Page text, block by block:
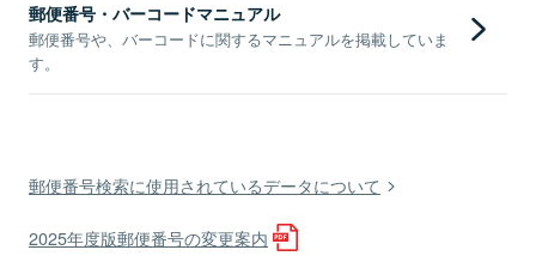
郵便番号・バーコードマニュアル
郵便番号や、バーコードに関するマニュアルを掲載していま
す。
郵便番号検索に使用されているデータについて
2025年度版郵便番号の変更案内